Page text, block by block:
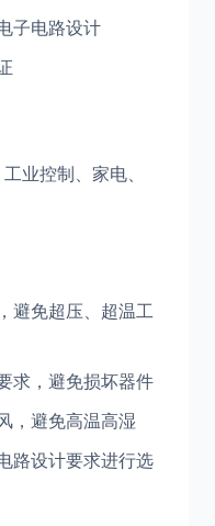
子电路设计
业控制、家电、
避免超压、超温工
求，避免损坏器件
，避免高温高湿
路设计要求进行选